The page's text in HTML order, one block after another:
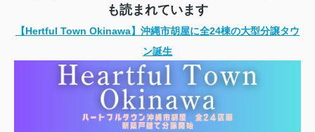
も読まれています
【Hertful Town Okinawa】沖縄市胡屋に全24棟の大型分譲タウ
ン誕生